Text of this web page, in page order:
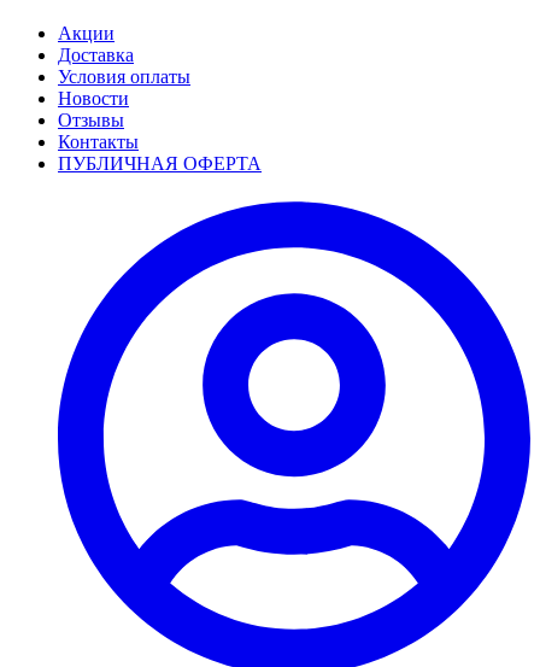
Акции
Доставка
Условия оплаты
Новости
Отзывы
Контакты
ПУБЛИЧНАЯ ОФЕРТА